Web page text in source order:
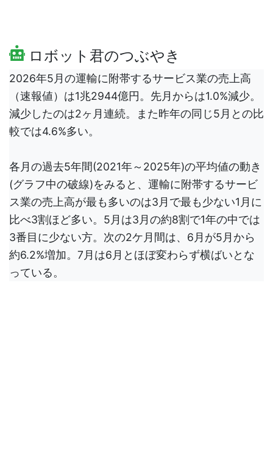
ロボット君のつぶやき
2026年5月の運輸に附帯するサービス業の売上高
（速報値）は1兆2944億円。先月からは1.0%減少。
減少したのは2ヶ月連続。また昨年の同じ5月との比
較では4.6%多い。
各月の過去5年間(2021年～2025年)の平均値の動き
(グラフ中の破線)をみると、運輸に附帯するサービ
ス業の売上高が最も多いのは3月で最も少ない1月に
比べ3割ほど多い。5月は3月の約8割で1年の中では
3番目に少ない方。次の2ケ月間は、6月が5月から
約6.2%増加。7月は6月とほぼ変わらず横ばいとな
っている。